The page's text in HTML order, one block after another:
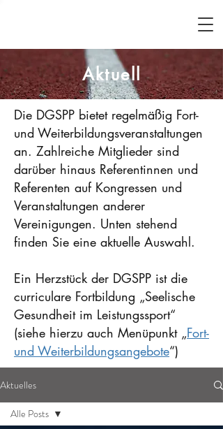
Aktuell
Die DGSPP bietet regelmäßig Fort-
und Weiterbildungsveranstaltungen
an. Zahlreiche Mitglieder sind
darüber hinaus Referentinnen und
Referenten auf Kongressen und
Veranstaltungen anderer
Vereinigungen. Unten stehend
finden Sie eine aktuelle Auswahl.
Ein Herzstück der DGSPP ist die
curriculare Fortbildung „Seelische
Gesundheit im Leistungssport“
(siehe hierzu auch Menüpunkt „Fort-
und Weiterbildungsangebote“)
Aktuelles
Alle Posts